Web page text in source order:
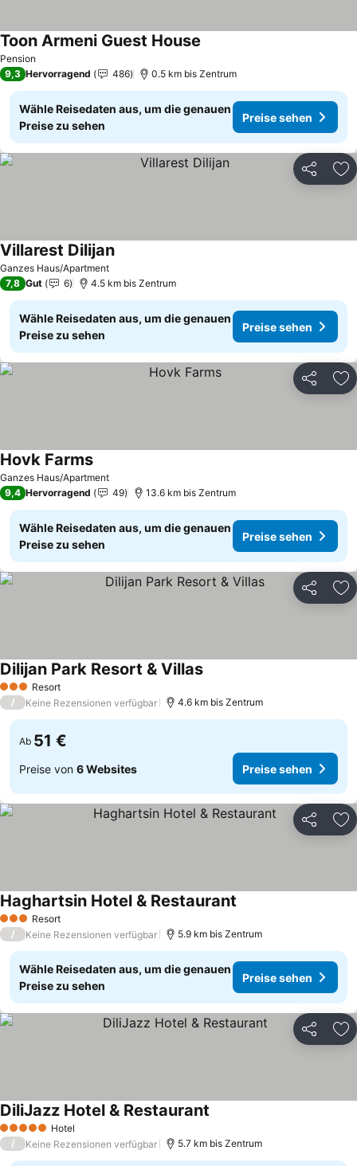
Pension
Toon Armeni Guest House
9,3 Hervorragend 486 0.5 km bis Zentrum
Wähle Reisedaten aus, um die genauen
Preise zu sehen
Preise sehen
Teilen
Ganzes Haus/Apartment
Villarest DilijanPreise sehen
7,8 Gut 6 4.5 km bis Zentrum
Wähle Reisedaten aus, um die genauen
Preise zu sehen
Preise sehen
Teilen
Ganzes Haus/Apartment
Hovk FarmsPreise sehen
9,4 Hervorragend 49 13.6 km bis Zentrum
Wähle Reisedaten aus, um die genauen
Preise zu sehen
Preise sehen
Teilen
3 SterneResort
Dilijan Park Resort & VillasPreise sehen
/ Keine Rezensionen verfügbar 4.6 km bis Zentrum
Ab 51 €
Preise von 6 Websites Preise sehen
Teilen
3 SterneResort
Haghartsin Hotel & Restaurant
/ Keine Rezensionen verfügbar 5.9 km bis Zentrum
Wähle Reisedaten aus, um die genauen
Preise zu sehen
Preise sehen
Teilen
5 Sterne Hotel
DiliJazz Hotel & Restaurant
/ Keine Rezensionen verfügbar 5.7 km bis Zentrum